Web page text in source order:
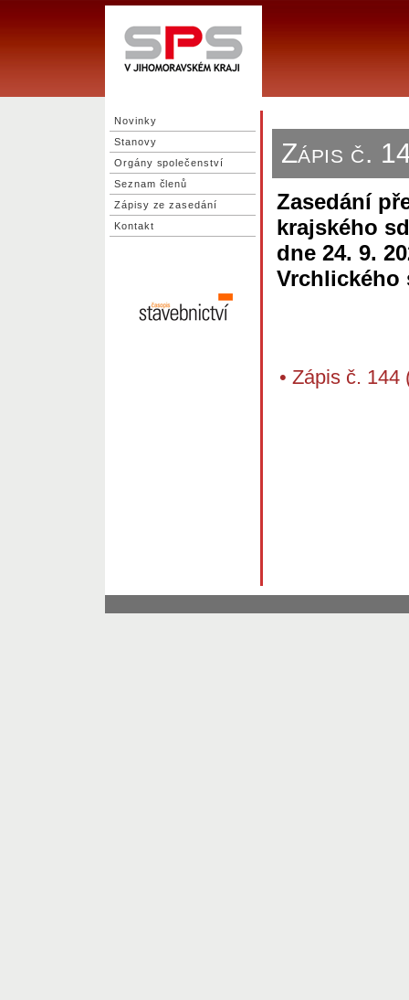
Novinky
Stanovy
Orgány společenství
Seznam členů
Zápisy ze zasedání
Kontakt
Zápis č.
Zasedání
krajského
dne 24. 9.
Vrchlického
• Zápis č. 144